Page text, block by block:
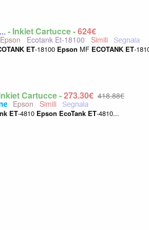
- Inkjet Cartucce -624€
Epson Ecotank Et-18100
ET-18100 Epson MF ECOTANK ET-
Cartucce -273,30€ 418,88€
Epson
ET-4810 Epson EcoTank ET-4810...